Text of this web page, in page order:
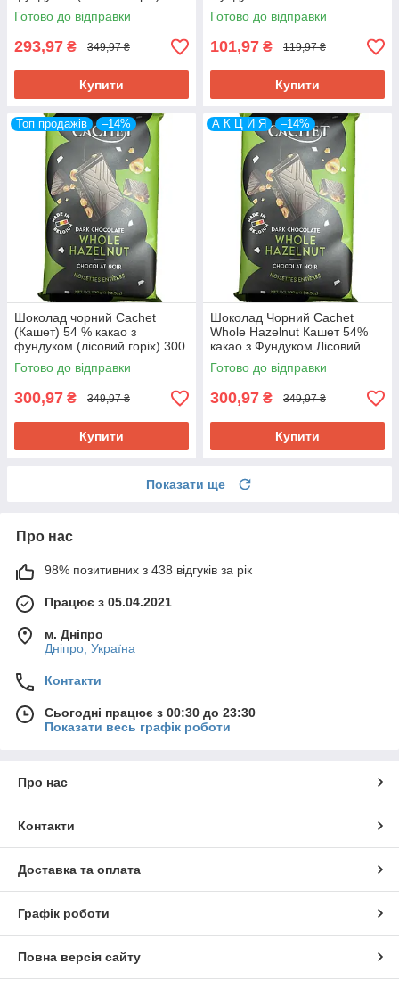
г Бельгія (опт 3 шт)
Готово до відправки
293,97 ₴ 349,97 ₴
Купити
Бельгія
Готово до відправки
101,97 ₴ 119,97 ₴
Купити
Топ продажів –14%
Шоколад чорний Cachet
(Кашет) 54 % какао з
фундуком (лісовий горіх) 300
г Бельгія
Готово до відправки
300,97 ₴ 349,97 ₴
Купити
А К Ц И Я –14%
Шоколад Чорний Cachet
Whole Hazelnut Кашет 54%
какао з Фундуком Лісовий
Горіх 300 г Бельгія
Готово до відправки
300,97 ₴ 349,97 ₴
Купити
Показати ще
Про нас
98% позитивних з 438 відгуків за рік
Працює з 05.04.2021
м. Дніпро
Дніпро, Україна
Контакти
Сьогодні працює з 00:30 до 23:30
Показати весь графік роботи
Про нас
Контакти
Доставка та оплата
Графік роботи
Повна версія сайту